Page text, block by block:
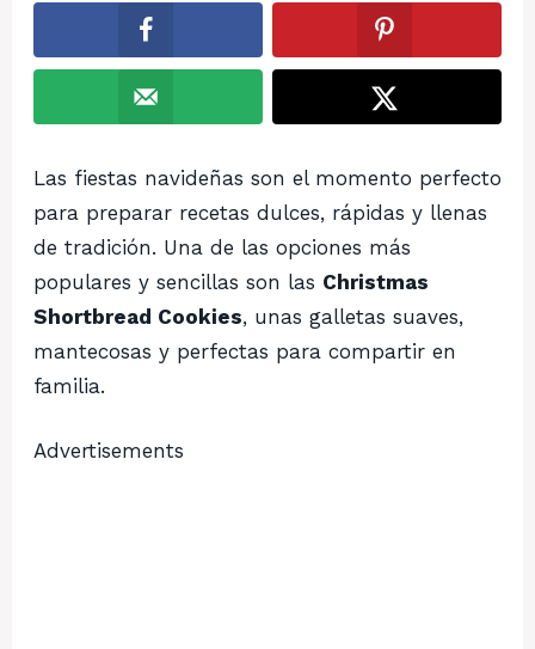
Las fiestas navideñas son el momento perfecto
para preparar recetas dulces, rápidas y llenas
de tradición. Una de las opciones más
populares y sencillas son las Christmas
Shortbread Cookies, unas galletas suaves,
mantecosas y perfectas para compartir en
familia.
Advertisements